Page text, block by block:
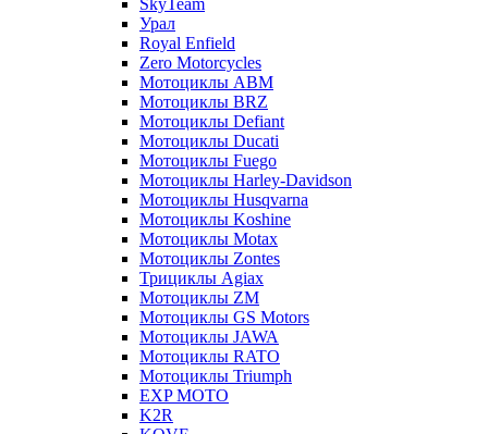
SkyTeam
Урал
Royal Enfield
Zero Motorcycles
Мотоциклы ABM
Мотоциклы BRZ
Мотоциклы Defiant
Мотоциклы Ducati
Мотоциклы Fuego
Мотоциклы Harley-Davidson
Мотоциклы Husqvarna
Мотоциклы Koshine
Мотоциклы Motax
Мотоциклы Zontes
Трициклы Agiax
Мотоциклы ZM
Мотоциклы GS Motors
Мотоциклы JAWA
Мотоциклы RATO
Мотоциклы Triumph
EXP MOTO
K2R